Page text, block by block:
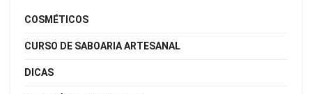
COSMÉTICOS
CURSO DE SABOARIA ARTESANAL
DICAS